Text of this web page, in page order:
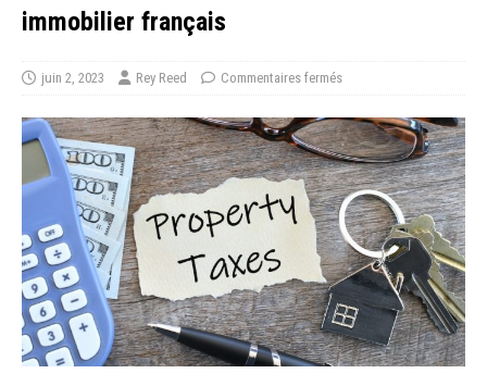
immobilier français
juin 2, 2023 Rey Reed Commentaires fermés